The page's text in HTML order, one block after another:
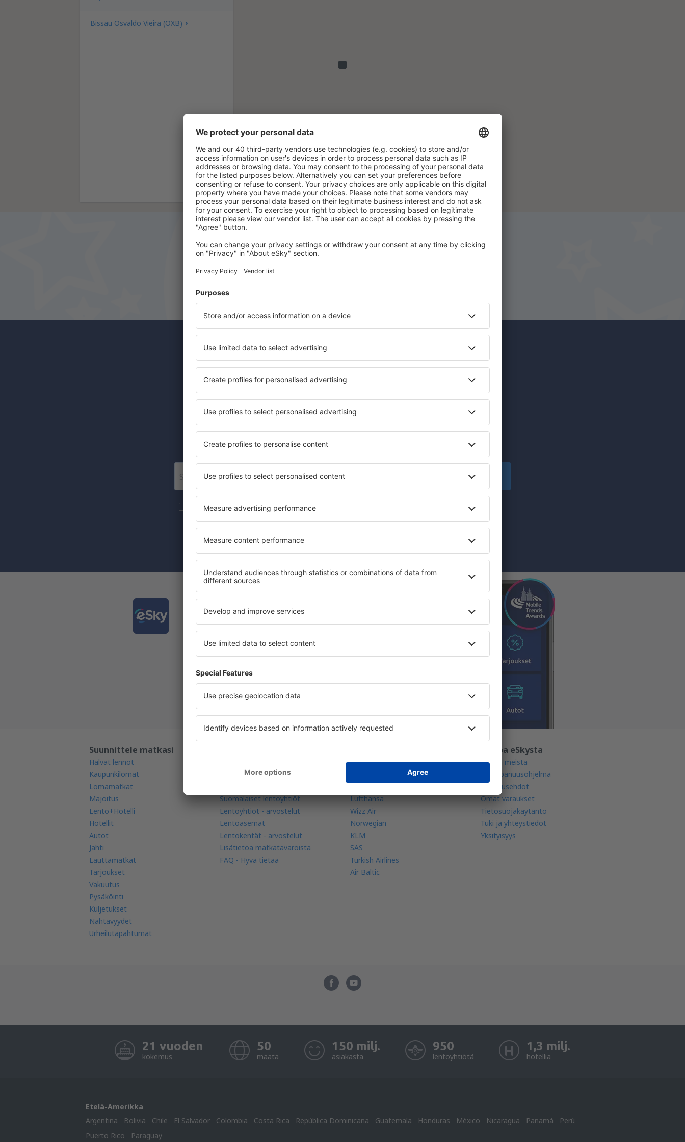
Bissau Osvaldo Vieira (OXB)
Säästä aikaa ja rahaa.
Varaa Lento+Hotelli eSky.fi:ssä!
Uutiskirjeen tilaajat matkustavat
enemmän vähemmällä
Halvat lennot, kaupunkilomat, lomamatkat - saat ainutlaatuisia
matkatarjouksia ennen muita.
Lähetämme vain parhaat!
Tilaa
Lisää matkoja loistavaan hintaan uutiskirjeessämme.
suostumuksen henkilötietojesi käsittelyyn
Lataa sovelluksemme
ja suunnittele matkasi helposti
Parhaiden joukkoon arvioitu sovellus matkailukategoriassa
Päivittäisiä uusia tarjouksia sormiesi ulottuvilla
Kaikki varauksesi yhdessä paikassa
Suunnittele matkasi
Halvat lennot
Kaupunkilomat
Lomamatkat
Majoitus
Lento+Hotelli
Hotellit
Autot
Jahti
Lauttamatkat
Tarjoukset
Vakuutus
Pysäköinti
Kuljetukset
Nähtävyydet
Urheilutapahtumat
Lentotutka
Suomalaiset lentoyhtiöt
Lentoyhtiöt - arvostelut
Lentoasemat
Lentokentät - arvostelut
Lisätietoa matkatavaroista
FAQ - Hyvä tietää
Finnair
Lufthansa
Wizz Air
Norwegian
KLM
SAS
Turkish Airlines
Air Baltic
Tietoa eSkysta
Tietoa meistä
Kumppanuusohjelma
Sopimusehdot
Omat varaukset
Tietosuojakäytäntö
Tuki ja yhteystiedot
Yksityisyys
21 vuoden
kokemus
50
maata
150 milj.
asiakasta
950
lentoyhtiötä
1,3 milj.
hotellia
Etelä-Amerikka
Argentina
Bolivia Chile El Salvador Colombia Costa Rica República Dominicana Guatemala Honduras México Nicaragua Panamá
Perú
Puerto Rico
Paraguay